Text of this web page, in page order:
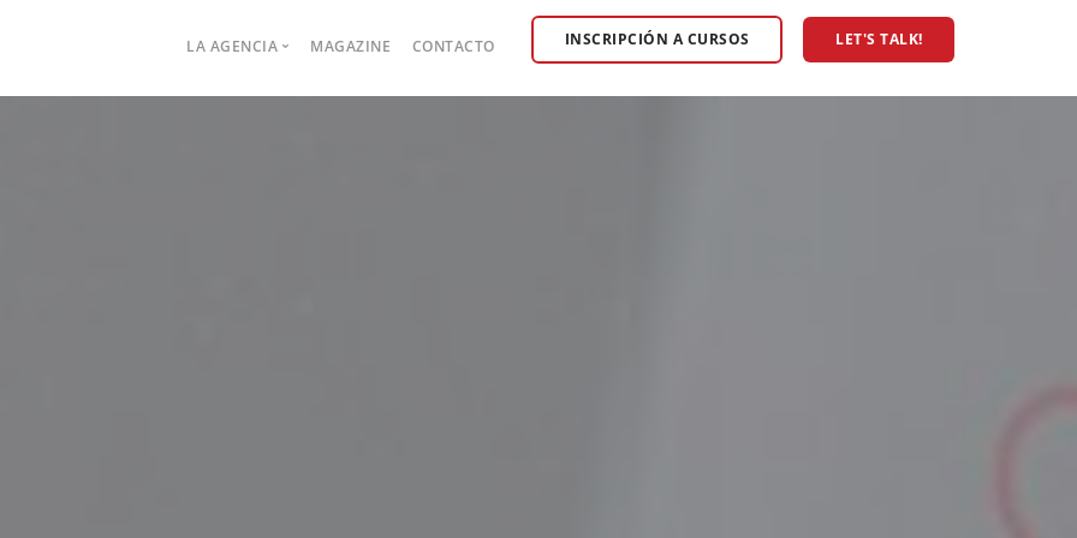
Main
navigation
LA AGENCIA MAGAZINE CONTACTO INSCRIPCIÓN A CURSOS LET'S TALK!